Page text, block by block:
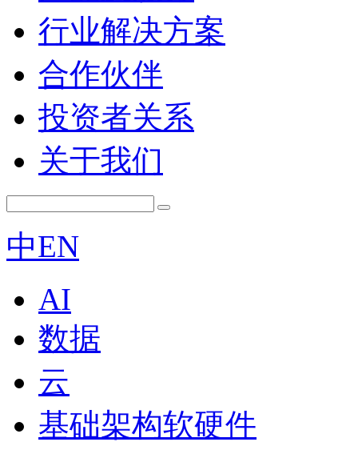
行业解决方案
合作伙伴
投资者关系
关于我们
中EN
AI
数据
云
基础架构软硬件